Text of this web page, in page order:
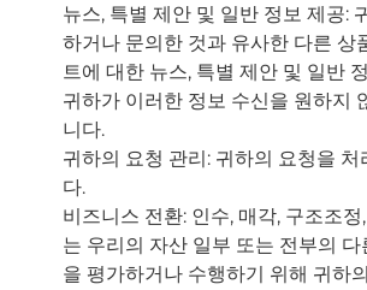
뉴스, 특별 제안 및 일반 정보 제공:
하거나 문의한 것과 유사한 다른 상
트에 대한 뉴스, 특별 제안 및 일반
귀하가 이러한 정보 수신을 원하지
니다.
귀하의 요청 관리: 귀하의 요청을 처
다.
비즈니스 전환: 인수, 매각, 구조조
는 우리의 자산 일부 또는 전부의 다
을 평가하거나 수행하기 위해 귀하